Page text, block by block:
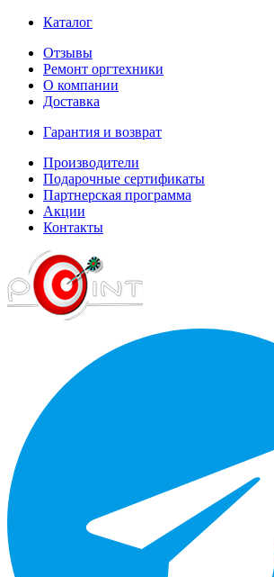
Каталог
Отзывы
Ремонт оргтехники
О компании
Доставка
Гарантия и возврат
Производители
Подарочные сертификаты
Партнерская программа
Акции
Контакты